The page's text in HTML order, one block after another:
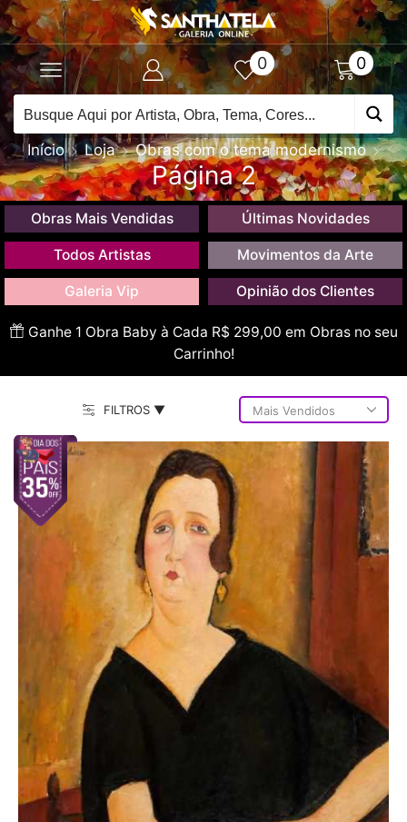
0 0
Início Loja Obras com o tema modernismo
Página 2
Obras Mais Vendidas Últimas Novidades
Todos Artistas Movimentos da Arte
Galeria Vip Opinião dos Clientes
Ganhe 1 Obra Baby à Cada R$ 299,00 em Obras no seu
Carrinho!
FILTROS ▼